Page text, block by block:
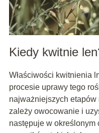
Kiedy kwitnie
Właściwości kwitnienia
procesie uprawy tego
najważniejszych
zależy owocowanie i
następuje w określonym